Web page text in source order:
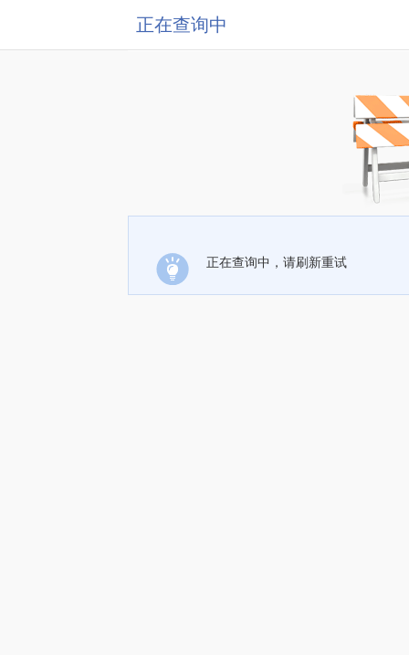
正在查询中
正在查询中，请刷新重试